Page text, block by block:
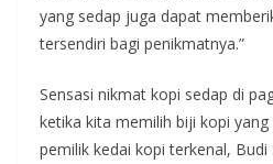
yang sedap juga dapat
tersendiri bagi penikmatnya.”
Sensasi nikmat kopi sedap di
ketika kita memilih biji kopi
pemilik kedai kopi terkenal, Budi